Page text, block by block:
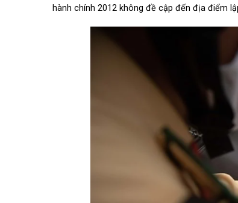
hành chính 2012 không đề cập đến địa điểm